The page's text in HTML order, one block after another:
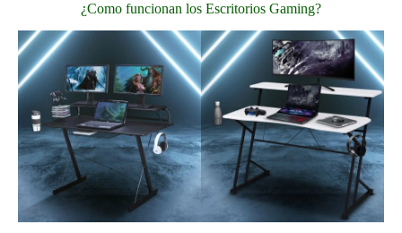
¿Como funcionan los Escritorios Gaming?